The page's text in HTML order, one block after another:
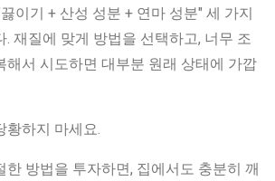
이기 + 산성 성분 + 연마 성분" 세 가지
. 재질에 맞게 방법을 선택하고, 너무 조
해서 시도하면 대부분 원래 상태에 가깝
황하지 마세요.
한 방법을 투자하면, 집에서도 충분히 깨